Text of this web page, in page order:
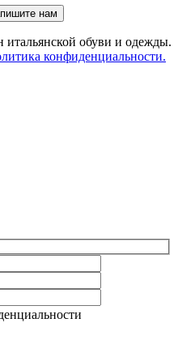
нам
обуви и одежды.
конфиденциальности.